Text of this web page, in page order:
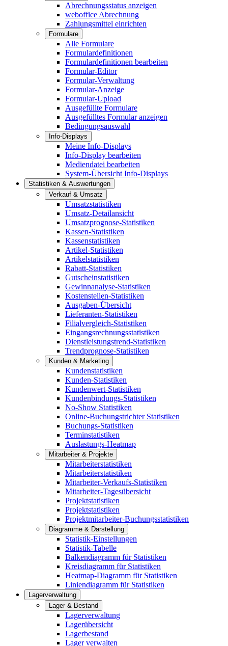
Abrechnungsstatus anzeigen
weboffice Abrechnung
Zahlungsmittel einrichten
Formulare
Alle Formulare
Formulardefinitionen
Formulardefinitionen bearbeiten
Formular-Editor
Formular-Verwaltung
Formular-Anzeige
Formular-Upload
Ausgefüllte Formulare
Ausgefülltes Formular anzeigen
Bedingungsauswahl
Info-Displays
Meine Info-Displays
Info-Display bearbeiten
Mediendatei bearbeiten
System-Übersicht Info-Displays
Statistiken & Auswertungen
Verkauf & Umsatz
Umsatzstatistiken
Umsatz-Detailansicht
Umsatzprognose-Statistiken
Kassen-Statistiken
Kassenstatistiken
Artikel-Statistiken
Artikelstatistiken
Rabatt-Statistiken
Gutscheinstatistiken
Gewinnanalyse-Statistiken
Kostenstellen-Statistiken
Ausgaben-Übersicht
Lieferanten-Statistiken
Filialvergleich-Statistiken
Eingangsrechnungsstatistiken
Dienstleistungstrend-Statistiken
Trendprognose-Statistiken
Kunden & Marketing
Kundenstatistiken
Kunden-Statistiken
Kundenwert-Statistiken
Kundenbindungs-Statistiken
No-Show Statistiken
Online-Buchungstrichter Statistiken
Buchungs-Statistiken
Terminstatistiken
Auslastungs-Heatmap
Mitarbeiter & Projekte
Mitarbeiterstatistiken
Mitarbeiterstatistiken
Mitarbeiter-Verkaufs-Statistiken
Mitarbeiter-Tagesübersicht
Projektstatistiken
Projektstatistiken
Projektmitarbeiter-Buchungsstatistiken
Diagramme & Darstellung
Statistik-Einstellungen
Statistik-Tabelle
Balkendiagramm für Statistiken
Kreisdiagramm für Statistiken
Heatmap-Diagramm für Statistiken
Liniendiagramm für Statistiken
Lagerverwaltung
Lager & Bestand
Lagerverwaltung
Lagerübersicht
Lagerbestand
Lager verwalten